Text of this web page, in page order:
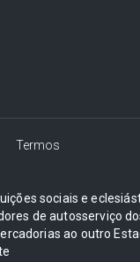
Termos
sociais e
de autosserviço
ao outro